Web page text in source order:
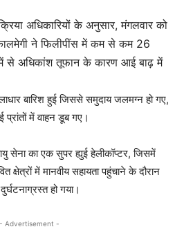
अधिकारियों के अनुसार, मंगलवार को
ने फिलीपींस में कम से कम 26
से अधिकांश तूफान के कारण आई बाढ़ में
बारिश हुई जिससे समुदाय जलमग्न हो गए,
में वाहन डूब गए।
सेना का एक सुपर ह्युई हेलीकॉप्टर, जिसमें
क्षेत्रों में मानवीय सहायता पहुंचाने के दौरान
हो गया।
- Advertisement -